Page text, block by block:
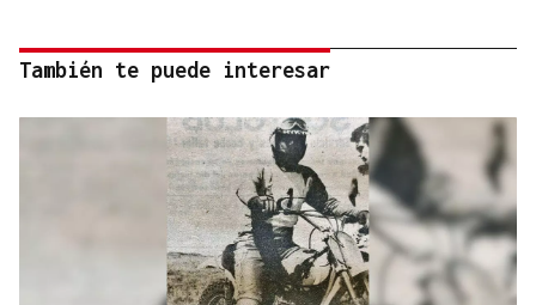
También te puede interesar